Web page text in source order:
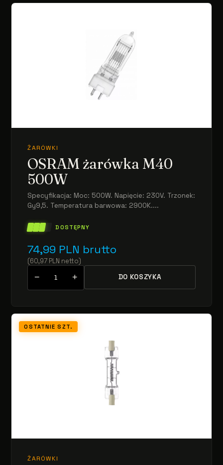
ŻARÓWKI
OSRAM żarówka M40
500W
Specyfikacja: Moc: 500W. Napięcie: 230V. Trzonek:
Gy9,5. Temperatura barwowa: 2900K....
DOSTĘPNY
74,99 PLN brutto
(60,97 PLN netto)
− + DO KOSZYKA
OSTATNIE SZT.
ŻARÓWKI